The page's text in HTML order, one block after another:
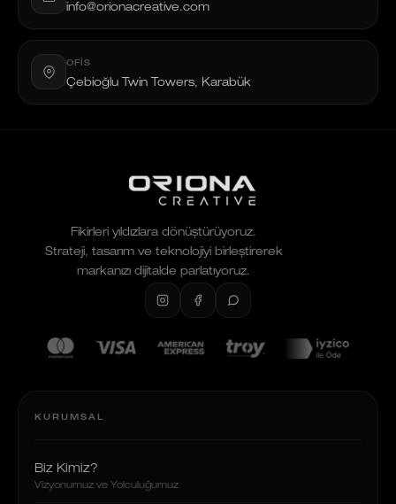
info@orionacreative.com
OFIS
Çebioğlu Twin Towers, Karabük
Fikirleri yıldızlara dönüştürüyoruz.
Strateji, tasarım ve teknolojiyi birleştirerek
markanızı dijitalde parlatıyoruz.
KURUMSAL
Biz Kimiz?
Vizyonumuz ve Yolculuğumuz